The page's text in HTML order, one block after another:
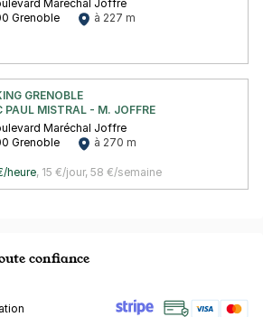
Maréchal Joffre
Grenoble
à 227 m
GRENOBLE
PAUL MISTRAL - M. JOFFRE
Maréchal Joffre
Grenoble
à 270 m
heure, 15 €/jour, 58 €/semaine
confiance